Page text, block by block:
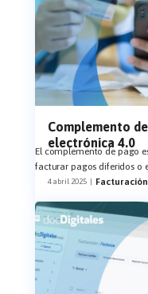
Complemento
electrónica 4.0
El complemento de pago
facturar pagos diferidos o
4 abril 2025 | Facturación